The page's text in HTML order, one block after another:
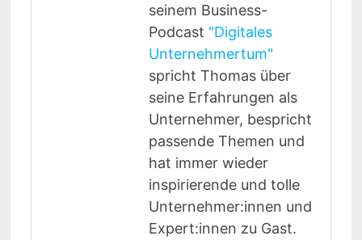
seinem Business-
Podcast "Digitales
Unternehmertum"
spricht Thomas über
seine Erfahrungen als
Unternehmer, bespricht
passende Themen und
hat immer wieder
inspirierende und tolle
Unternehmer:innen und
Expert:innen zu Gast.